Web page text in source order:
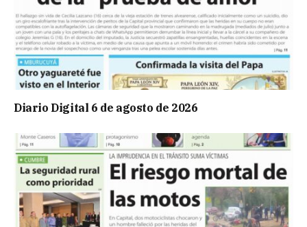
Diario Digital 6 de agosto de 2026